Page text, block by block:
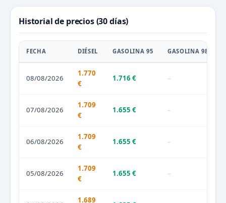
Historial de precios (30 días)
FECHA DIÉSEL GASOLINA 95 GASOLINA 98
08/08/2026
1.770
€
1.716 € –
07/08/2026
1.709
€
1.655 € –
06/08/2026
1.709
€
1.655 € –
05/08/2026
1.709
€
1.655 € –
1.689